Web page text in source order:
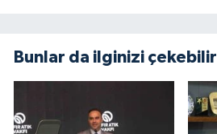
Bunlar da ilginizi çekebilir